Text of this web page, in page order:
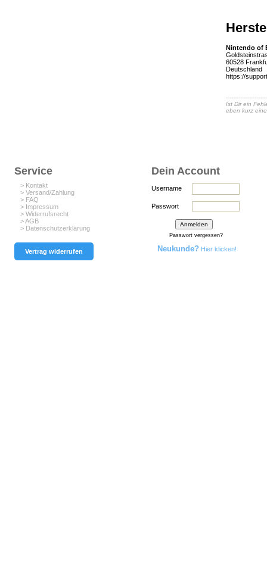
Nintendo of
60528
Deutschland
https://
Ist Dir ein
eben kurz
Service
> Kontakt
> Versand/Zahlung
> FAQ
> Impressum
> Widerrufsrecht
> AGB
> Datenschutzerklärung
Vertrag widerrufen
Dein Account
Username
Passwort
Passwort vergessen?
Neukunde? Hier klicken!